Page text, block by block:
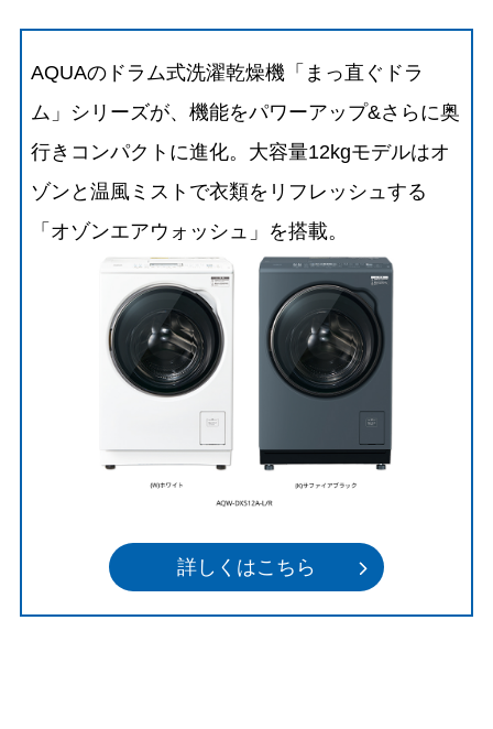
AQUAのドラム式洗濯乾燥機「まっ直ぐドラ
ム」シリーズが、機能をパワーアップ&さらに奥
行きコンパクトに進化。大容量12kgモデルはオ
ゾンと温風ミストで衣類をリフレッシュする
「オゾンエアウォッシュ」を搭載。
詳しくはこちら